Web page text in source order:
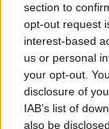
section to
opt-out request
interest-based
us or personal
your opt-out.
disclosure of
IAB’s list of
also be
Nessun
immune
un